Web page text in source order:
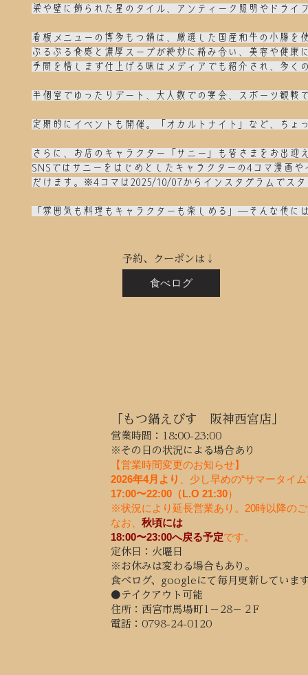
梁や壁に飾られた星のタイル、アンティーク照明やドラ
看板メニューの博多もつ鍋は、厳選した国産和牛の小腸を
ぷるぷる食感と濃厚スープが絶妙に絡み合い、美容や健康
手間を惜しまず仕上げる味はメディアでも紹介され、多く
半個室でゆったりデート、大人数での宴会、スポーツ観戦
定期的にイベントも開催。「オカルトナイト」など、ちょ
さらに、お店のキャラクター「サニー」も皆さまをお出迎
SNSではサニーをはじめとしたキャラクターの4コマ漫画
だけます。※4コマは2025/10/07からインスタグラムでス
「雰囲気も料理もキャラクターも楽しめる」—そんな他に
予約、クーポンは↓
食べログ
「もつ鍋えびす 阪神西宮店」
営業時間：18:00-23:00
※その日の状況による場合あり
【営業時間変更のお知らせ】
2026年4月より
、少し早めの“サマータイ
17:00〜22:00（L.O 21:30）
※状況により延長営業あり。20時以降の
なお、 秋頃には
18:00〜23:00へ戻る予定です。
定休日：火曜日
※お休みは変わる場合もあり。
食べログ、googleにて毎月更新していま
●テイクアウト可能​
住所：西宮市馬場町1−28−２F
​電話：0798-24-0120